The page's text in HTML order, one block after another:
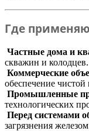
Где
Частные дома и
скважин и колодцев.
Коммерческие
обеспечение чистой
Промышленные
технологических
Перед системами
загрязнения